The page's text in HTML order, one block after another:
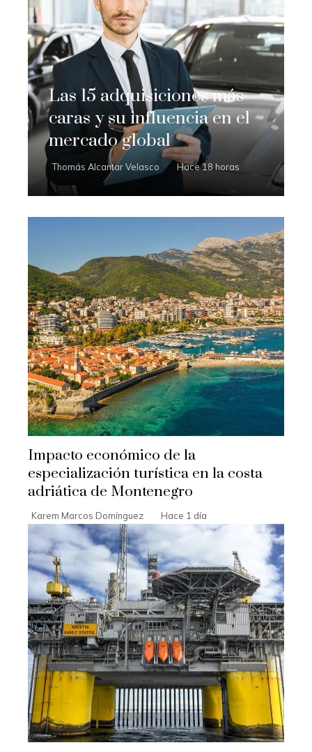
Las 15 adquisiciones más
caras y su influencia en el
mercado global
Thomás Alcantar Velasco Hace 18 horas
Impacto económico de la
especialización turística en la costa
adriática de Montenegro
Karem Marcos Domínguez Hace 1 día